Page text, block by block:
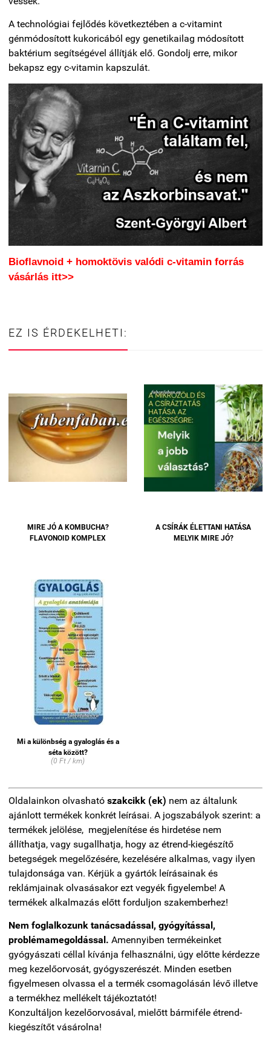
A technológiai fejlődés következtében a c-vitamint
génmódosított kukoricából egy genetikailag módosított
baktérium segítségével állítják elő. Gondolj erre, mikor
bekapsz egy c-vitamin kapszulát.
Bioflavnoid + homoktövis valódi c-vitamin forrás
vásárlás itt>>
EZ IS ÉRDEKELHETI:
MIRE JÓ A KOMBUCHA?
FLAVONOID KOMPLEX
A CSÍRÁK ÉLETTANI HATÁSA
MELYIK MIRE JÓ?
Mi a különbség a gyaloglás és a
séta között?
(0 Ft / km)
Oldalainkon olvasható szakcikk (ek) nem az általunk
ajánlott termékek konkrét leírásai. A jogszabályok szerint: a
termékek jelölése, megjelenítése és hirdetése nem
állíthatja, vagy sugallhatja, hogy az étrend-kiegészítő
betegségek megelőzésére, kezelésére alkalmas, vagy ilyen
tulajdonsága van. Kérjük a gyártók leírásainak és
reklámjainak olvasásakor ezt vegyék figyelembe! A
termékek alkalmazás előtt forduljon szakemberhez!
Nem foglalkozunk tanácsadással, gyógyítással,
problémamegoldással. Amennyiben termékeinket
gyógyászati céllal kívánja felhasználni, úgy előtte kérdezze
meg kezelőorvosát, gyógyszerészét. Minden esetben
figyelmesen olvassa el a termék csomagolásán lévő illetve
a termékhez mellékelt tájékoztatót!
Konzultáljon kezelőorvosával, mielőtt bármiféle étrend-
kiegészítőt vásárolna!